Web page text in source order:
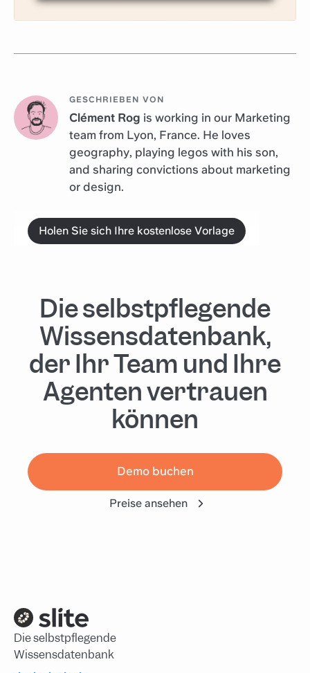
GESCHRIEBEN VON
Clément Rog is working in our Marketing
team from Lyon, France. He loves
geography, playing legos with his son,
and sharing convictions about marketing
or design.
Holen Sie sich Ihre kostenlose Vorlage
Die selbstpflegende
Wissensdatenbank,
der Ihr Team und Ihre
Agenten vertrauen
können
Demo buchen
Preise ansehen
Die selbstpflegende
Wissensdatenbank